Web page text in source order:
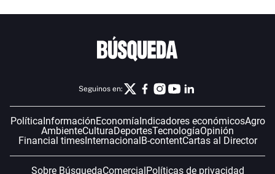
Seguinos en:
PolíticaInformaciónEconomíaIndicadores económicosAgro
AmbienteCulturaDeportesTecnologíaOpinión
Financial timesInternacionalB-contentCartas al Director
Sobre BúsquedaComercialPolíticas de privacidad